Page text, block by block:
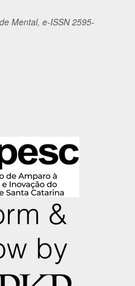
Mental, e-ISSN 2595-